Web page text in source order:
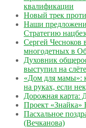
квалификации
Новый трек
Наши
Стратегию
Сергей Чесноков
многодетных в
Духовник
выступил на
«Дом для мамы»:
на руках, если
Дорожная карта:
Проект
Пасхальное
(Вечканова)